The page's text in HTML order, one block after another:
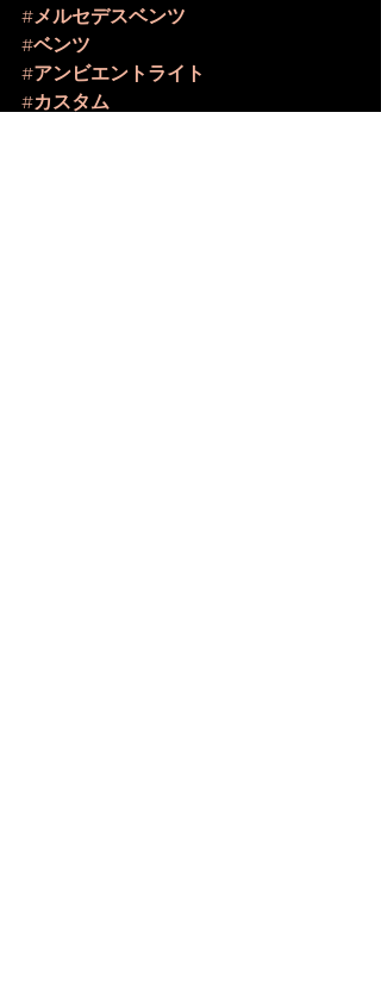
#メルセデスベンツ
#ベンツ
#アンビエントライト
#カスタム